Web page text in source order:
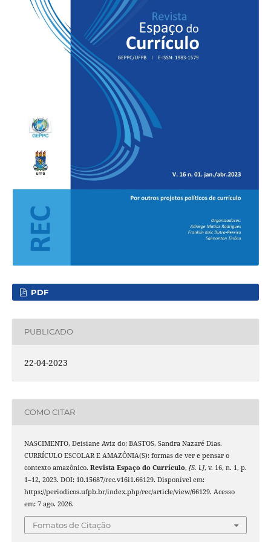
PDF
PUBLICADO
22-04-2023
COMO CITAR
NASCIMENTO, Deisiane Aviz do; BASTOS, Sandra Nazaré Dias.
CURRÍCULO ESCOLAR E AMAZÔNIA(S): formas de ver e pensar o
contexto amazônico. Revista Espaço do Currículo, [S. l.], v. 16, n. 1, p.
1–12, 2023. DOI: 10.15687/rec.v16i1.66129. Disponível em:
https://periodicos.ufpb.br/index.php/rec/article/view/66129. Acesso
em: 7 ago. 2026.
Fomatos de Citação